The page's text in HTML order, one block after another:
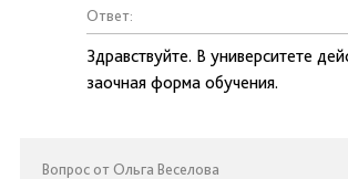
Ответ:
Здравствуйте. В университете
заочная форма обучения.
Вопрос от Ольга Веселова